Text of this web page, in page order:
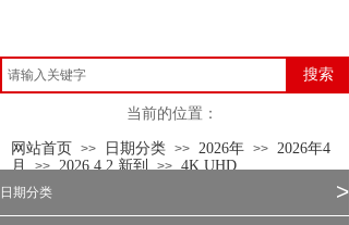
搜索
当前的位置：
网站首页 >> 日期分类 >> 2026年 >> 2026年4
月 >> 2026.4.2 新到 >> 4K UHD
日期分类 >